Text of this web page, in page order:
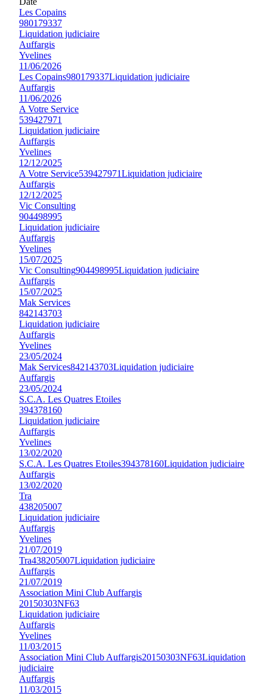
Les Copains
980179337
Liquidation judiciaire
Auffargis
Yvelines
11/06/2026
Les Copains980179337Liquidation judiciaire
Auffargis
11/06/2026
A Votre Service
539427971
Liquidation judiciaire
Auffargis
Yvelines
12/12/2025
A Votre Service539427971Liquidation judiciaire
Auffargis
12/12/2025
Vic Consulting
904498995
Liquidation judiciaire
Auffargis
Yvelines
15/07/2025
Vic Consulting904498995Liquidation judiciaire
Auffargis
15/07/2025
Mak Services
842143703
Liquidation judiciaire
Auffargis
Yvelines
23/05/2024
Mak Services842143703Liquidation judiciaire
Auffargis
23/05/2024
S.C.A. Les Quatres Etoiles
394378160
Liquidation judiciaire
Auffargis
Yvelines
13/02/2020
S.C.A. Les Quatres Etoiles394378160Liquidation judiciaire
Auffargis
13/02/2020
Tra
438205007
Liquidation judiciaire
Auffargis
Yvelines
21/07/2019
Tra438205007Liquidation judiciaire
Auffargis
21/07/2019
Association Mini Club Auffargis
20150303NF63
Liquidation judiciaire
Auffargis
Yvelines
11/03/2015
Association Mini Club Auffargis20150303NF63Liquidation
judiciaire
Auffargis
11/03/2015